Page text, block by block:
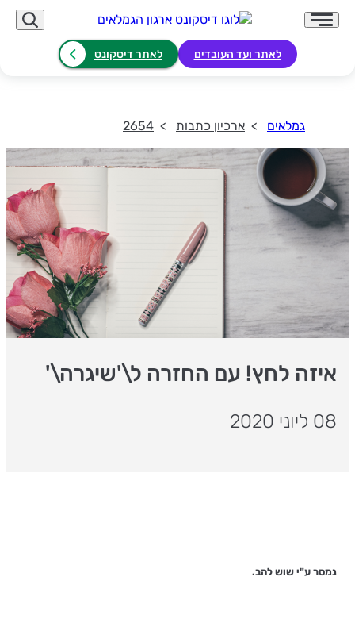
לאתר ועד העובדים לאתר דיסקונט
גמלאים ארכיון כתבות 2654
איזה לחץ! עם החזרה ל\'שיגרה\'
08 ליוני 2020
נמסר ע"י שוש להב.